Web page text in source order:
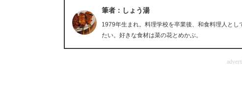
筆者：しょう湯
1979年生まれ。料理学校を卒業後、和食料理人と
たい。好きな食材は菜の花とめかぶ。